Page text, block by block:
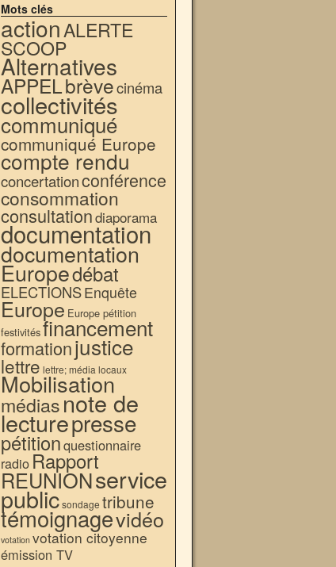
Mots clés
actionALERTE
SCOOP
Alternatives
APPELbrèvecinéma
collectivités
communiqué
communiqué Europe
compte rendu
concertationconférence
consommation
consultationdiaporama
documentation
documentation
Europedébat
ELECTIONSEnquête
Europe Europe pétition
festivitésfinancement
formationjustice
lettre lettre; média locaux
Mobilisation
médiasnote de
lecturepresse
pétitionquestionnaire
radio Rapport
REUNIONservice
publicsondage tribune
témoignagevidéo
votation votation citoyenne
émission TV